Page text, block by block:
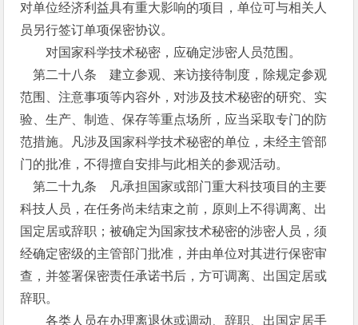
对单位经济利益具有重大影响的项目，单位可与相关人
员另行签订单项保密协议。
对国家科学技术秘密，应确定涉密人员范围。
第二十八条 建立参观、来访接待制度，除规定参观
范围、注意事项等内容外，对涉及技术秘密的研究、实
验、生产、制造、保存等重点场所，应当采取专门的防
范措施。凡涉及国家科学技术秘密的单位，未经主管部
门的批准，不得擅自安排与此相关的参观活动。
第二十九条 凡承担国家或部门重大科技项目的主要
科技人员，在任务尚未结束之前，原则上不得调离、出
国定居或辞职；被确定为国家技术秘密的涉密人员，须
经确定密级的主管部门批准，并由单位对其进行保密审
查，并签署保密责任承诺书后，方可调离、出国定居或
辞职。
各类人员在办理离退休或调动、辞职、出国定居手